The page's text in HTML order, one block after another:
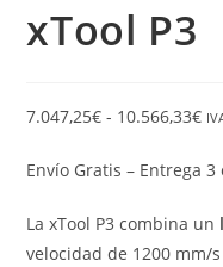
xTool P3
7.047,25€ - 10.566,33€
Envío Gratis – Entrega 3
La xTool P3 combina un
velocidad de 1200 mm/